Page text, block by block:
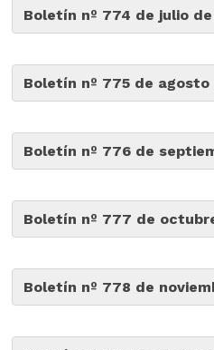
Boletín nº 774 de julio
Boletín nº 775 de agosto
Boletín nº 776 de
Boletín nº 777 de
Boletín nº 778 de